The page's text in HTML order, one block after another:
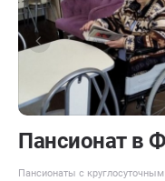
Пансионат в
Пансионаты с